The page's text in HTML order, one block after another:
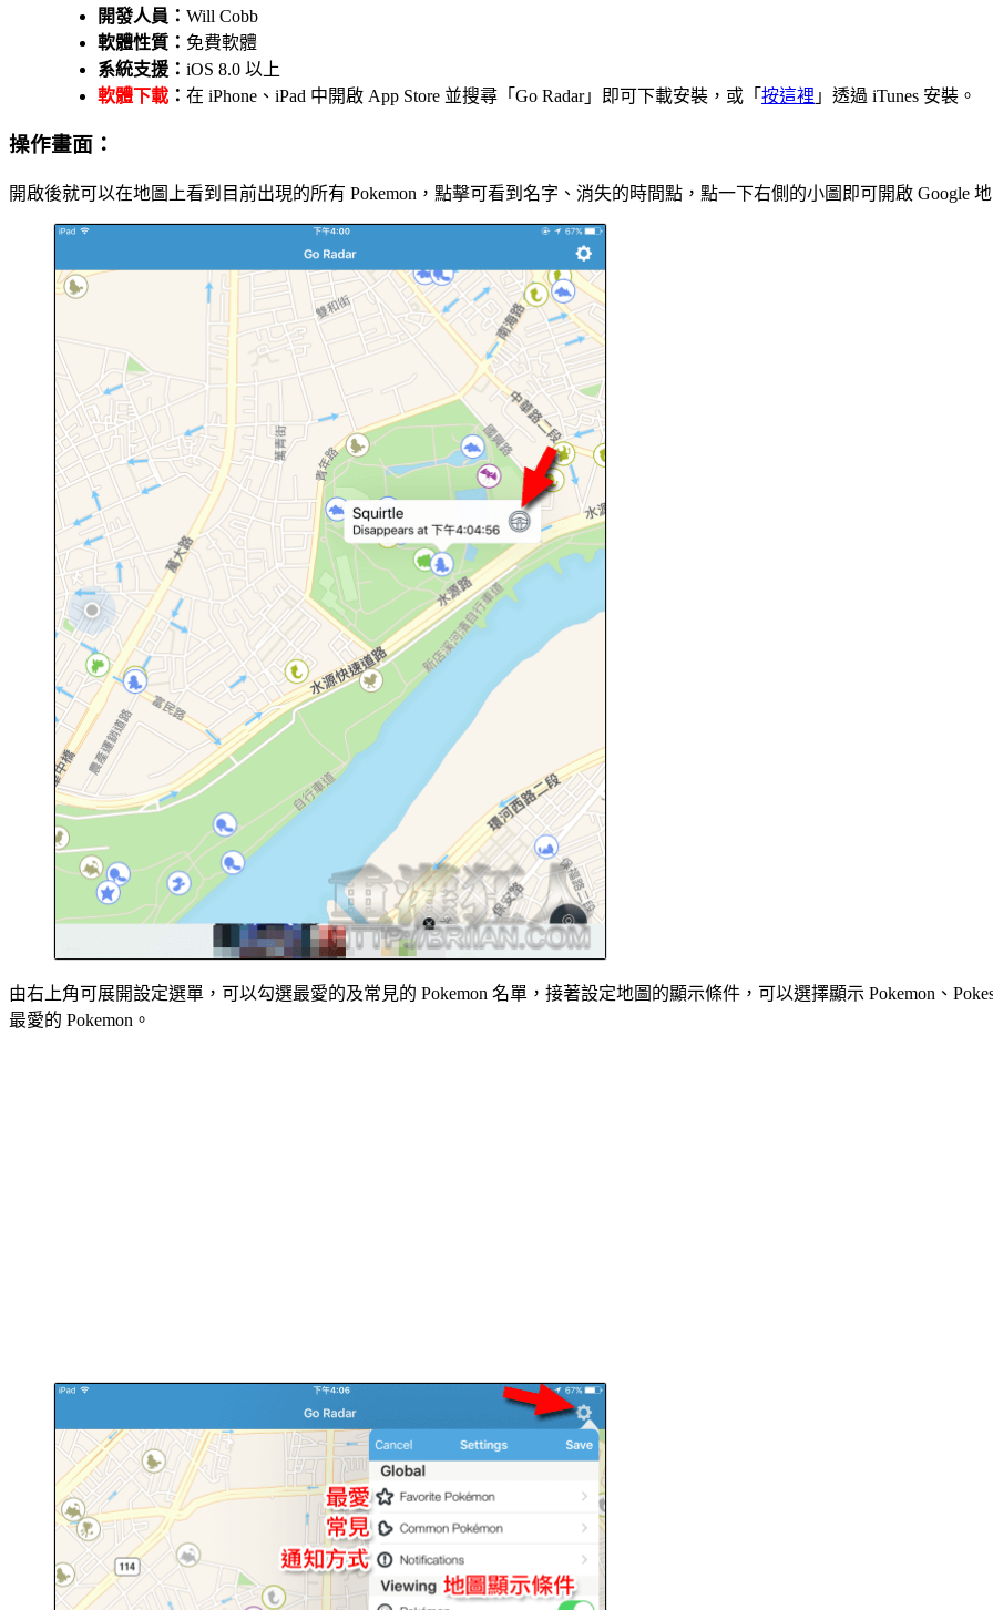
開發人員： Will Cobb
軟體性質： 免費軟體
系統支援： iOS 8.0 以上
軟體下載 ： 在 iPhone、iPad 中開啟 App Store 並搜尋「Go Radar」即可下載安裝，或「 按這裡 」透過 iTunes 安裝。
操作畫面：
開啟後就可以在地圖上看到目前出現的所有 Pokemon，點擊可看到名字、消失的時間點，點一下右側的小圖即可開啟 Google 地
由右上角可展開設定選單，可以勾選最愛的及常見的 Pokemon 名單，接著設定地圖的顯示條件，可以選擇顯示 Pokemon、
最愛的 Pokemon。